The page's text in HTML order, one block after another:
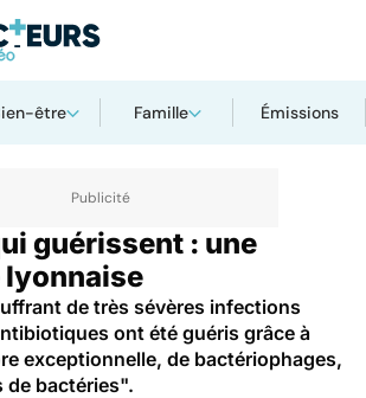
être Famille Émissions
Recherche
guérissent : une
lyonnaise
de très sévères infections
ont été guéris grâce à
exceptionnelle, de bactériophages,
bactéries".